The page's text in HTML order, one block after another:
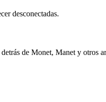
desconectadas.
de Monet, Manet y otros